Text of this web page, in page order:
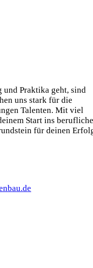
und Praktika geht, sind
uns stark für die
Talenten. Mit viel
Start ins berufliche
für deinen